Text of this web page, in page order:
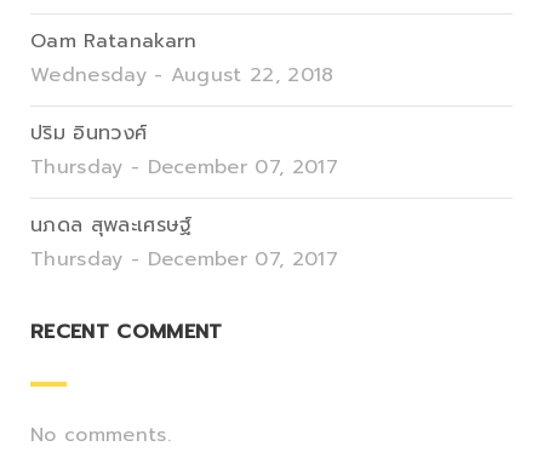
Oam Ratanakarn
Wednesday - August 22, 2018
ปริม อินทวงศ์
Thursday - December 07, 2017
นภดล สุพละเศรษฐ์
Thursday - December 07, 2017
RECENT COMMENT
No comments.